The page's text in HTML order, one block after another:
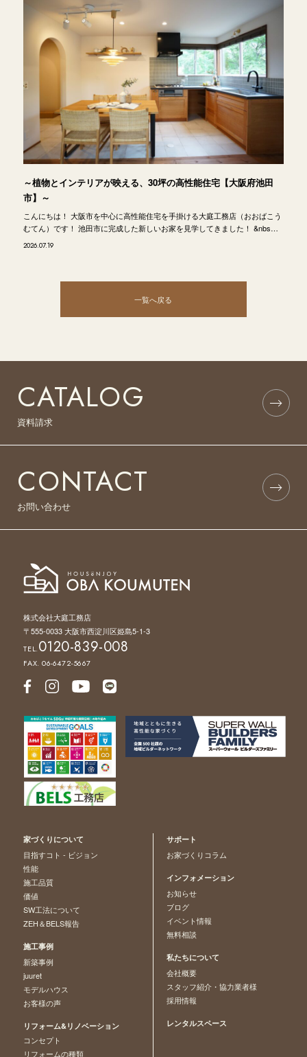
～植物とインテリアが映える、30坪の高性能住宅【大阪府池田
市】～
こんにちは！ 大阪市を中心に高性能住宅を手掛ける大庭工務店（おおばこう
むてん）です！ 池田市に完成した新しいお家を見学してきました！ &nbs…
2026.07.19
一覧へ戻る
CATALOG
資料請求
CONTACT
お問い合わせ
株式会社大庭工務店
〒555-0033 大阪市西淀川区姫島5-1-3
TEL.0120-839-008
FAX. 06-6472-5667
家づくりについて
目指すコト - ビジョン
性能
施工品質
価値
SW工法について
ZEH＆BELS報告
施工事例
新築事例
juuret
モデルハウス
お客様の声
リフォーム&リノベーション
コンセプト
リフォームの種類
サポート
お家づくりコラム
インフォメーション
お知らせ
ブログ
イベント情報
無料相談
私たちについて
会社概要
スタッフ紹介・協力業者様
採用情報
レンタルスペース